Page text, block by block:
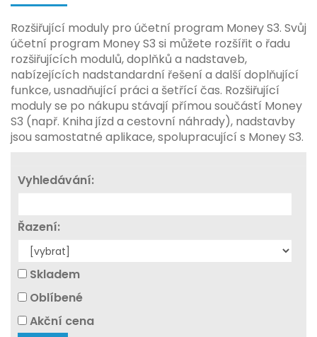
Rozšiřující moduly pro účetní program Money S3. Svůj
účetní program Money S3 si můžete rozšířit o řadu
rozšiřujících modulů, doplňků a nadstaveb,
nabízejících nadstandardní řešení a další doplňující
funkce, usnadňující práci a šetřící čas. Rozšiřující
moduly se po nákupu stávají přímou součástí Money
S3 (např. Kniha jízd a cestovní náhrady), nadstavby
jsou samostatné aplikace, spolupracující s Money S3.
Vyhledávání:
Řazení:
Skladem
Oblíbené
Akční cena